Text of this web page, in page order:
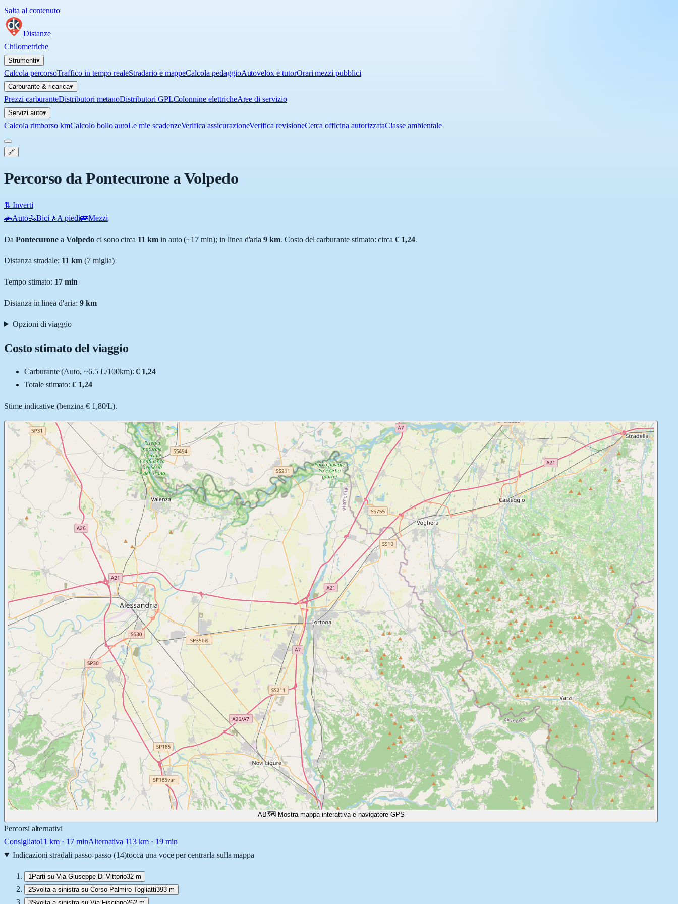
Salta al contenuto
Distanze
Chilometriche
Strumenti▾
Calcola percorsoTraffico in tempo realeStradario e mappeCalcola pedaggioAutovelox e tutorOrari mezzi pubblici
Carburante & ricarica▾
Prezzi carburanteDistributori metanoDistributori GPLColonnine elettricheAree di servizio
Servizi auto▾
Calcola rimborso kmCalcolo bollo autoLe mie scadenzeVerifica assicurazioneVerifica revisioneCerca officina autorizzataClasse ambientale
🔗
Percorso da Pontecurone a Volpedo
⇅ Inverti
🚗Auto🚴Bici 🚶 A piedi🚌Mezzi
Da Pontecurone aVolpedoci sono circa 11 kmin auto (~17 min); in linea d'aria9 km. Costo del carburante stimato: circa € 1,24.
Distanza stradale: 11 km (7miglia)
Tempo stimato: 17 min
Distanza in linea d'aria: 9km
Opzioni di viaggio
Costo stimato del viaggio
Carburante (Auto, ~6.5 L/100km): € 1,24
Totale stimato:€ 1,24
Stime indicative (benzina € 1,80/L).
AB🗺️ Mostra mappa interattiva e navigatore GPS
Percorsi alternativi
Consigliato11 km · 17 minAlternativa 113 km · 19 min
Indicazioni stradali passo-passo (14)tocca una voce per centrarla sulla mappa
1 Parti su Via Giuseppe Di Vittorio32 m
2Svolta a sinistra su Corso Palmiro Togliatti393 m